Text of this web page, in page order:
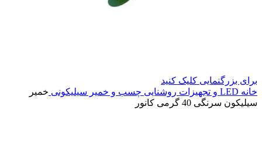
برای بزرگنمایی کلیک کنید
خانه LED و تجهیزات روشنایی چسب و خمیر سیلیکونی خمیر
سیلیکون سرنگی 40 گرمی کانور